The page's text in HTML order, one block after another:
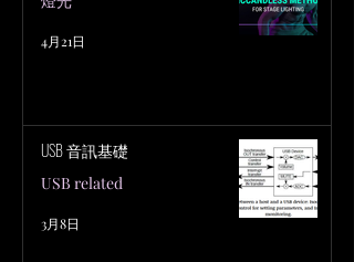
4月21日
USB 音訊基礎
USB related
3月8日